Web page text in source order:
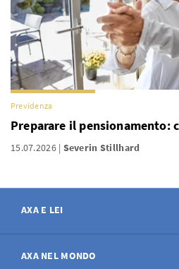
Previdenza
Preparare il pensionamento:
15.07.2026 Severin Stillhard
AXA E LEI
Contatto
AXA NEL MONDO